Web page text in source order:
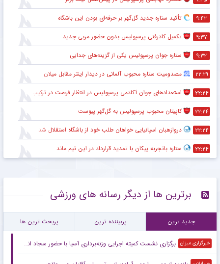
۱۵:۲۷ حذف ستاره گابنی از لیست بازیکنان استقلال به خاطر محدودیت نقل‌وانتقالاتی
۱۵:۲۴ استقلال و روزهای دشوار با پنجره نقل‌وانتقالاتی بسته
۱۲:۲۷ پیام مهم پیشکسوت پرسپولیس برای هواداران سرخ + جزئیات
۱۰:۱۶ اعلام رسمی مالاگو درباره ترکیب جدید احیای فوتبال ایتالیا
۱۰:۱۱ ستاره ۲۷ ساله نساجی به خیبر خرم‌آباد پیوست
۱۰:۰۲ واکنش جنجالی کاناوارو درباره تصمیمش برای ماشاریپوف
۹:۵۹ سکوت فرهاد مجیدی در دبی و انتظار برای پیشنهاد جدید
۹:۵۵ اختلاف مالی آنتونیو آدان با استقلال بر سر مطالبات
عملکرد تهاجمی پرسپولیس در پیش‌فصل لیگ برتر
تأکید ستاره جدید گل‌گهر بر حرفه‌ای بودن این باشگاه
۹:۳۷ تکمیل کادرفنی پرسپولیس بدون حضور مربی جدید
۹:۳۲